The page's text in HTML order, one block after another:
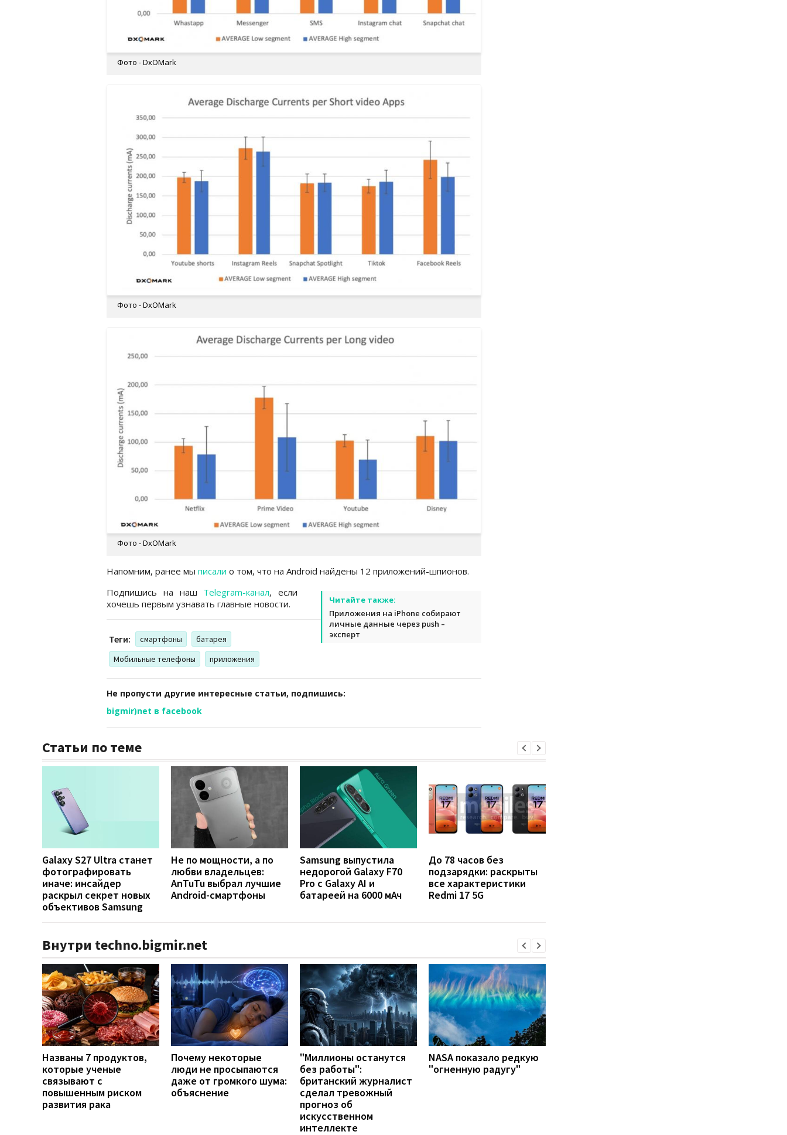
Фото - DxOMark
Фото - DxOMark
Фото - DxOMark
Напомним, ранее мы писали о том, что на Android найдены 12 приложений-шпионов.
Читайте также:
Приложения на iPhone собирают
личные данные через push –
эксперт
Подпишись на наш Telegram-канал, если
хочешь первым узнавать главные новости.
Теги: смартфоны
батарея
Мобильные телефоны
приложения
Не пропусти другие интересные статьи, подпишись:
bigmir)net в facebook
Статьи по теме
Galaxy S27 Ultra станет
фотографировать
иначе: инсайдер
раскрыл секрет новых
объективов Samsung
Не по мощности, а по
любви владельцев:
AnTuTu выбрал лучшие
Android-смартфоны
Samsung выпустила
недорогой Galaxy F70
Pro с Galaxy AI и
батареей на 6000 мАч
До 78 часов без
подзарядки: раскрыты
все характеристики
Redmi 17 5G
Внутри techno.bigmir.net
Названы 7 продуктов,
которые ученые
связывают с
повышенным риском
развития рака
Почему некоторые
люди не просыпаются
даже от громкого шума:
объяснение
"Миллионы останутся
без работы":
британский журналист
сделал тревожный
прогноз об
искусственном
интеллекте
NASA показало редкую
"огненную радугу"